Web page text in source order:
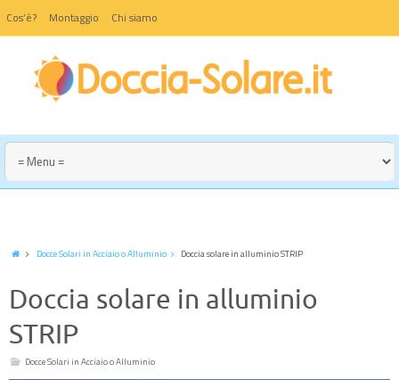
Cos’è? Montaggio Chi siamo
Docce Solari in Acciaio o Alluminio Doccia solare in alluminio STRIP
Doccia solare in alluminio
STRIP
Docce Solari in Acciaio o Alluminio